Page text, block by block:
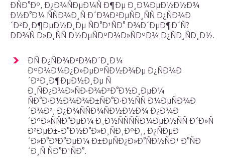
ÐÑÐ°Ðº, Ð¿Ð¾ÑÐµÐ¼Ñ Ð¶Ðµ Ð¸Ð¼ÐµÐ½Ð½Ð¾
Ð½Ð°Ð¼ ÑÑÐ¾Ð¸Ñ Ð´Ð¾Ð²ÐµÑÐ¸ÑÑ Ð¿ÑÐ¾Ð
´Ð²Ð¸Ð¶ÐµÐ½Ð¸Ðµ ÑÐ°Ð¹ÑÐ° Ð¾Ð´ÐµÐ¶Ð´Ñ?
ÐÐ¾Ñ Ð»Ð¸ÑÑ Ð½ÐµÑÐºÐ¾Ð»ÑÐºÐ¾ Ð¿ÑÐ¸ÑÐ¸Ð½.
ÐÑ Ð¿ÑÐ¾Ð²Ð¾Ð´Ð¸Ð¼
ÐºÐ¾Ð¼Ð¿Ð»ÐµÐºÑÐ½Ð¾Ðµ Ð¿ÑÐ¾Ð
´Ð²Ð¸Ð¶ÐµÐ½Ð¸Ðµ Ñ
Ð¸ÑÐ¿Ð¾Ð»ÑÐ·Ð¾Ð²Ð°Ð½Ð¸ÐµÐ¼
ÑÐ°Ð·Ð½Ð¾Ð¾Ð±ÑÐ°Ð·Ð½ÑÑ Ð¼ÐµÑÐ¾Ð
´Ð¾Ð², Ð¿Ð¾ÑÑÐ¾ÑÐ½Ð½Ð¾ Ð¿Ð¾Ð
´ÐºÐ»ÑÑÐ°ÐµÐ¼ Ð¸Ð½ÑÑÑÑÐ¼ÐµÐ½ÑÑ Ð´Ð»Ñ
Ð²ÐµÐ±-Ð°Ð½Ð°Ð»Ð¸ÑÐ¸ÐºÐ¸, Ð¿ÑÐµÐ
´Ð»Ð°Ð³Ð°ÐµÐ¼ Ð±ÐµÑÐ¿Ð»Ð°ÑÐ½ÑÐ¹ Ð°ÑÐ
´Ð¸Ñ ÑÐ°Ð¹ÑÐ°.